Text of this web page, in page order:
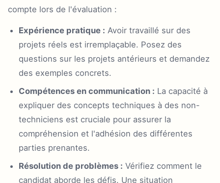
compte lors de l'évaluation :
Expérience pratique : Avoir travaillé sur des
projets réels est irremplaçable. Posez des
questions sur les projets antérieurs et demandez
des exemples concrets.
Compétences en communication : La capacité à
expliquer des concepts techniques à des non-
techniciens est cruciale pour assurer la
compréhension et l'adhésion des différentes
parties prenantes.
Résolution de problèmes : Vérifiez comment le
candidat aborde les défis. Une situation